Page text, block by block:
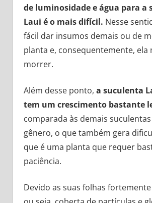
de luminosidade e água para a
Laui é o mais difícil. Nesse
fácil dar insumos demais ou de
planta e, consequentemente, ela
morrer.
Além desse ponto, a suculenta
tem um crescimento bastante
comparada às demais
gênero, o que também gera
que é uma planta que requer
paciência.
Devido as suas folhas